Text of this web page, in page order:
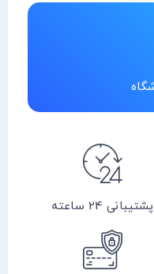
پشتیبانی 24 ساعته